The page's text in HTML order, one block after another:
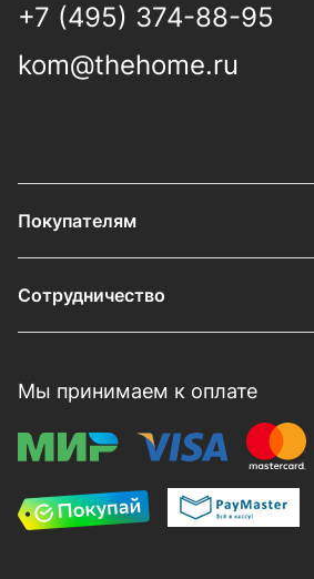
+7 (495) 374-88-95
kom@thehome.ru
Покупателям
Сотрудничество
Мы принимаем к оплате